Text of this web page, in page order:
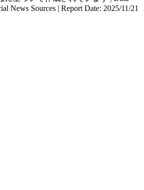
News Sources | Report Date: 2025/11/21